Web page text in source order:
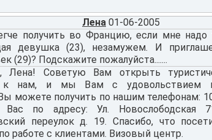
Лена 01-06-2005
получить во Францию, если мне
девушка (23), незамужем. И
(29)? Подскажите пожалуйста.......
Лена! Советую Вам открыть
к нам, и мы Вам с удовольствием
можете получить по нашим телефонам:
по адресу: Ул. Новослободская
переулок д. 19. Спасибо, что
работе с клиентами. Визовый центр.